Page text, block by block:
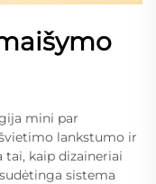
mini par
lankstumo ir
kaip dizaineriai
sistema